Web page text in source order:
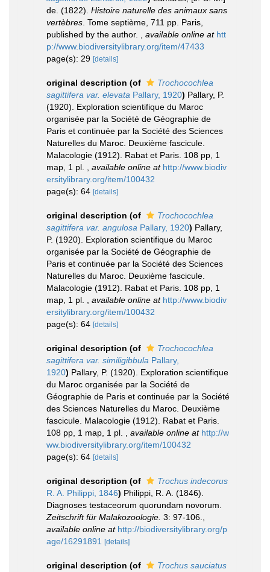
de. (1822). Histoire naturelle des animaux sans
vertèbres . Tome septième, 711 pp. Paris,
published by the author.
available online at htt
p://www.biodiversitylibrary.org/item/47433
page(s): 29 [details]
original description (of
Trochocochlea
sagittifera var. elevata Pallary, 1920) Pallary, P.
(1920). Exploration scientifique du Maroc
organisée par la Société de Géographie de
Paris et continuée par la Société des Sciences
Naturelles du Maroc. Deuxième fascicule.
Malacologie (1912). Rabat et Paris. 108 pp, 1
map, 1 pl.
available online at http://www.biodiv
ersitylibrary.org/item/100432
page(s): 64 [details]
original description (of
Trochocochlea
sagittifera var. angulosa Pallary, 1920) Pallary,
P. (1920). Exploration scientifique du Maroc
organisée par la Société de Géographie de
Paris et continuée par la Société des Sciences
Naturelles du Maroc. Deuxième fascicule.
Malacologie (1912). Rabat et Paris. 108 pp, 1
map, 1 pl.
available online at http://www.biodiv
ersitylibrary.org/item/100432
page(s): 64 [details]
original description (of
Trochocochlea
sagittifera var. similigibbula Pallary,
1920) Pallary, P. (1920). Exploration scientifique
du Maroc organisée par la Société de
Géographie de Paris et continuée par la Société
des Sciences Naturelles du Maroc. Deuxième
fascicule. Malacologie (1912). Rabat et Paris.
108 pp, 1 map, 1 pl.
available online at http://w
ww.biodiversitylibrary.org/item/100432
page(s): 64 [details]
original description (of
Trochus indecorus
R. A. Philippi, 1846) Philippi, R. A. (1846).
Diagnoses testaceorum quorundam novorum.
Zeitschrift für Malakozoologie. 3: 97-106.
available online at http://biodiversitylibrary.org/p
age/16291891
[details]
original description (of
Trochus sauciatus